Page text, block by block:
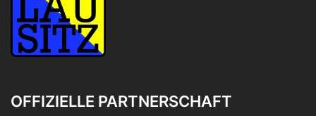
OFFIZIELLE PARTNERSCHAFT